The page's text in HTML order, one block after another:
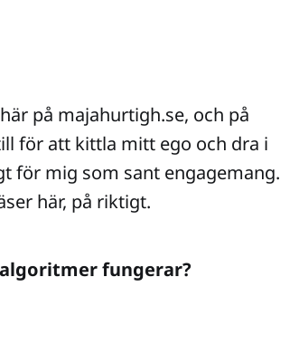
på majahurtigh.se, och på
för att kittla mitt ego och dra i
för mig som sant engagemang.
här, på riktigt.
fungerar?